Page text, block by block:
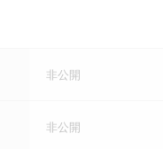
非公開
非公開